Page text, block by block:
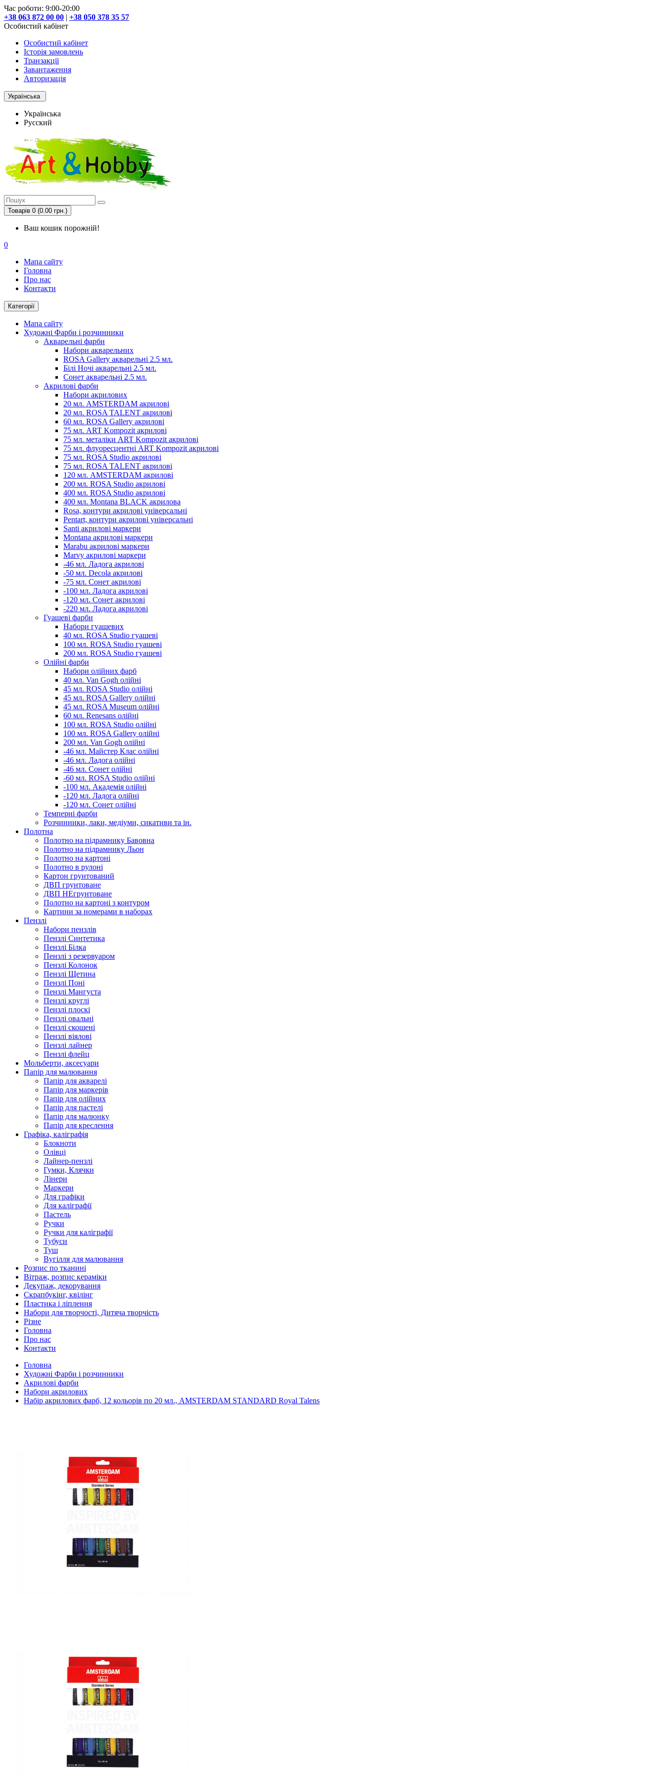
Час роботи: 9:00-20:00
+38 063 872 00 00 | +38 050 378 35 57
Особистий кабінет
Особистий кабінет
Історія замовлень
Транзакції
Завантаження
Авторизація
Українська
Українська
Русский
Товарів 0 (0.00 грн.)
Ваш кошик порожній!
0
Мапа сайту
Головна
Про нас
Контакти
Категорії
Мапа сайту
Художні Фарби і розчинники
Акварельні фарби
Набори акварельних
ROSA Gallery акварельні 2.5 мл.
Білі Ночі акварельні 2.5 мл.
Сонет акварельні 2.5 мл.
Акрилові фарби
Набори акрилових
20 мл. AMSTERDAM акрилові
20 мл. ROSA TALENT акрилові
60 мл. ROSA Gallery акрилові
75 мл. ART Kompozit акрилові
75 мл. металіки ART Kompozit акрилові
75 мл. флуоресцентні ART Kompozit акрилові
75 мл. ROSA Studio акрилові
75 мл. ROSA TALENT акрилові
120 мл. AMSTERDAM акрилові
200 мл. ROSA Studio акрилові
400 мл. ROSA Studio акрилові
400 мл. Montana BLACK акрилова
Rosa, контури акрилові універсальні
Pentart, контури акрилові універсальні
Santi акрилові маркери
Montana акрилові маркери
Marabu акрилові маркери
Marvy акрилові маркери
-46 мл. Ладога акрилові
-50 мл. Decola акрилові
-75 мл. Сонет акрилові
-100 мл. Ладога акрилові
-120 мл. Сонет акрилові
-220 мл. Ладога акрилові
Гуашеві фарби
Набори гуашевих
40 мл. ROSA Studio гуашеві
100 мл. ROSA Studio гуашеві
200 мл. ROSA Studio гуашеві
Олійні фарби
Набори олійних фарб
40 мл. Van Gogh олійні
45 мл. ROSA Studio олійні
45 мл. ROSA Gallery олійні
45 мл. ROSA Museum олійні
60 мл. Renesans олійні
100 мл. ROSA Studio олійні
100 мл. ROSA Gallery олійні
200 мл. Van Gogh олійні
-46 мл. Майстер Клас олійні
-46 мл. Ладога олійні
-46 мл. Сонет олійні
-60 мл. ROSA Studio олійні
-100 мл. Академія олійні
-120 мл. Ладога олійні
-120 мл. Сонет олійні
Темперні фарби
Розчинники, лаки, медіуми, сикативи та ін.
Полотна
Полотно на підрамнику Бавовна
Полотно на підрамнику Льон
Полотно на картоні
Полотно в рулоні
Картон грунтований
ДВП грунтоване
ДВП НЕгрунтоване
Полотно на картоні з контуром
Картини за номерами в наборах
Пензлі
Набори пензлів
Пензлі Синтетика
Пензлі Білка
Пензлі з резервуаром
Пензлі Колонок
Пензлі Щетина
Пензлі Поні
Пензлі Мангуста
Пензлі круглі
Пензлі плоскі
Пензлі овальні
Пензлі скошені
Пензлі віялові
Пензлі лайнер
Пензлі флейц
Мольберти, аксесуари
Папір для малювання
Папір для акварелі
Папір для маркерів
Папір для олійних
Папір для пастелі
Папір для малюнку
Папір для креслення
Графіка, каліграфія
Блокноти
Олівці
Лайнер-пензлі
Гумки, Клячки
Лінери
Маркери
Для графіки
Для каліграфії
Пастель
Ручки
Ручки для каліграфії
Тубуси
Туш
Вугілля для малювання
Розпис по тканині
Вітраж, розпис кераміки
Декупаж, декорування
Скрапбукінг, квілінг
Пластика і ліплення
Набори для творчості, Дитяча творчість
Різне
Головна
Про нас
Контакти
Головна
Художні Фарби і розчинники
Акрилові фарби
Набори акрилових
Набір акрилових фарб, 12 кольорів по 20 мл., AMSTERDAM STANDARD Royal Talens